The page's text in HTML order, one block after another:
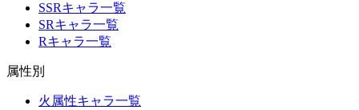
SSRキャラ一覧
SRキャラ一覧
Rキャラ一覧
属性別
火属性キャラ一覧